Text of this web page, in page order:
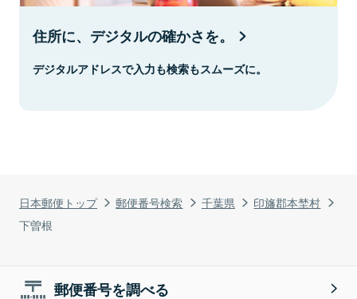
日本郵便トップ 郵便番号検索 千葉県
印旛郡本埜村
下曽根
住所に、デジタルの確かさを。
デジタルアドレスで入力も検索もスムーズに。
郵便番号を調べる